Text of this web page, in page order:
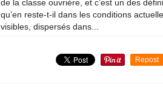
de la classe ouvrière, et c’est un des
qu’en reste-t-il dans les conditions
visibles, dispersés dans...
Repost